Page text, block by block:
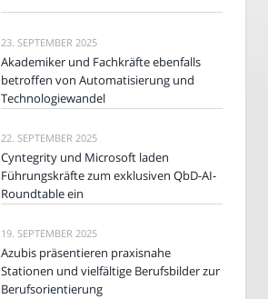
23. SEPTEMBER 2025
Akademiker und Fachkräfte ebenfalls
betroffen von Automatisierung und
Technologiewandel
22. SEPTEMBER 2025
Cyntegrity und Microsoft laden
Führungskräfte zum exklusiven QbD-AI-
Roundtable ein
19. SEPTEMBER 2025
Azubis präsentieren praxisnahe
Stationen und vielfältige Berufsbilder zur
Berufsorientierung